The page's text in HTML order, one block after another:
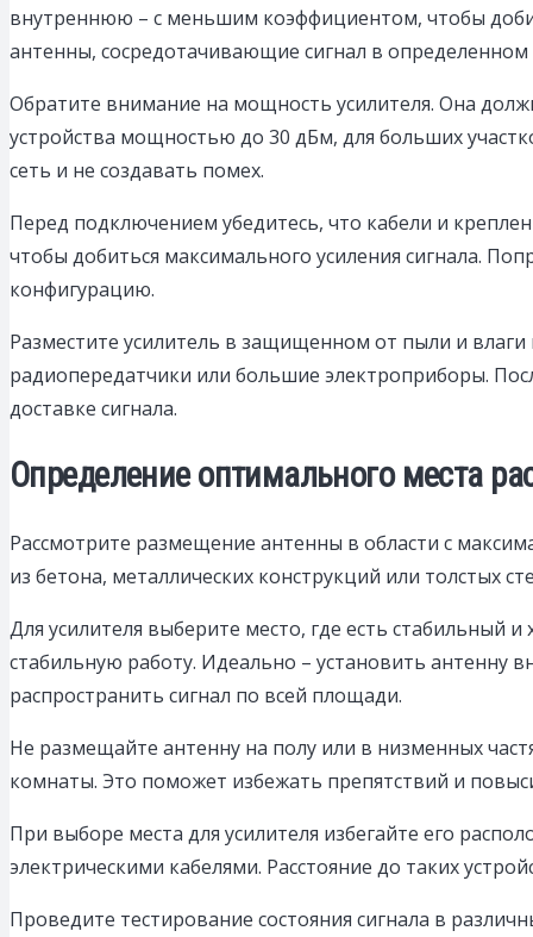
внутреннюю – с меньшим коэффициентом, чтобы
антенны, сосредотачивающие сигнал в
Обратите внимание на мощность усилителя. Она
устройства мощностью до 30 дБм, для больших
сеть и не создавать помех.
Перед подключением убедитесь, что кабели и
чтобы добиться максимального усиления сигнала.
конфигурацию.
Разместите усилитель в защищенном от пыли и влаги
радиопередатчики или большие электроприборы.
доставке сигнала.
Определение оптимального места
Рассмотрите размещение антенны в области с
из бетона, металлических конструкций или толстых
Для усилителя выберите место, где есть стабильный
стабильную работу. Идеально – установить антенну
распространить сигнал по всей площади.
Не размещайте антенну на полу или в низменных
комнаты. Это поможет избежать препятствий и
При выборе места для усилителя избегайте его
электрическими кабелями. Расстояние до таких
Проведите тестирование состояния сигнала в